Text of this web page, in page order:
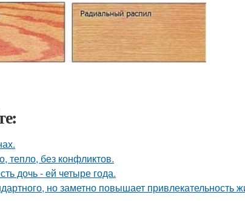
тепло, без конфликтов.
дочь - ей четыре года.
но заметно повышает привлекательность